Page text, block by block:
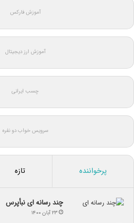
آموزش فارکس
آموزش ارز دیجیتال
چسب ایرانی
سرویس خواب دو نفره
پرخواننده تازه
چند رسانه ای نبأپرس
۲۳ آبان ۱۴۰۰